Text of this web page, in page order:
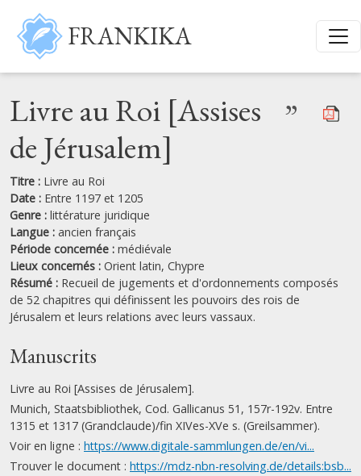
Aller au contenu principal
FRANKIKA
Livre au Roi [Assises
de Jérusalem]
”
Titre : Livre au Roi
Date : Entre 1197 et 1205
Genre : littérature juridique
Langue : ancien français
Période concernée : médiévale
Lieux concernés : Orient latin, Chypre
Résumé : Recueil de jugements et d'ordonnements composés
de 52 chapitres qui définissent les pouvoirs des rois de
Jérusalem et leurs relations avec leurs vassaux.
Manuscrits
Livre au Roi [Assises de Jérusalem].
Munich, Staatsbibliothek, Cod. Gallicanus 51, 157r-192v. Entre
1315 et 1317 (Grandclaude)/fin XIVes-XVe s. (Greilsammer).
Voir en ligne : https://www.digitale-sammlungen.de/en/vi...
Trouver le document : https://mdz-nbn-resolving.de/details:bsb...